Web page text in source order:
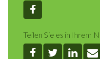
FOLGE UNS
Facebook
Teilen Sie es in Ihrem